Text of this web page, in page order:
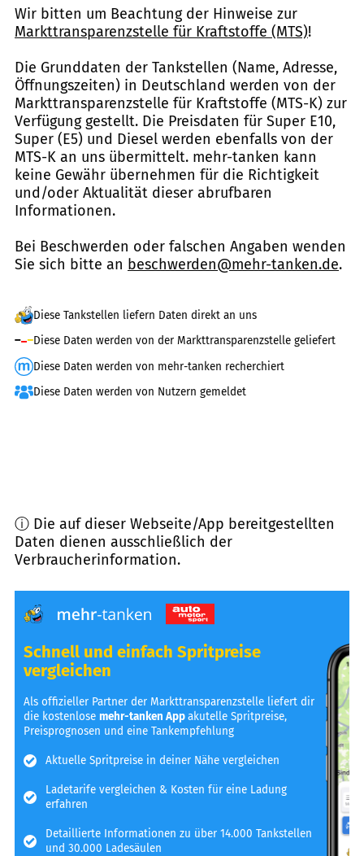
Wir bitten um Beachtung der Hinweise zur
Markttransparenzstelle für Kraftstoffe (MTS)!
Die Grunddaten der Tankstellen (Name, Adresse,
Öffnungszeiten) in Deutschland werden von der
Markttransparenzstelle für Kraftstoffe (MTS-K) zur
Verfügung gestellt. Die Preisdaten für Super E10,
Super (E5) und Diesel werden ebenfalls von der
MTS-K an uns übermittelt. mehr-tanken kann
keine Gewähr übernehmen für die Richtigkeit
und/oder Aktualität dieser abrufbaren
Informationen.
Bei Beschwerden oder falschen Angaben wenden
Sie sich bitte an beschwerden@mehr-tanken.de.
Diese Tankstellen liefern Daten direkt an uns
Diese Daten werden von der Markttransparenzstelle geliefert
Diese Daten werden von mehr-tanken recherchiert
Diese Daten werden von Nutzern gemeldet
ⓘ Die auf dieser Webseite/App bereitgestellten
Daten dienen ausschließlich der
Verbraucherinformation.
Schnell und einfach Spritpreise
vergleichen
Als offizieller Partner der Markttransparenzstelle liefert dir
die kostenlosemehr-tanken Appakutelle Spritpreise,
Preisprognosen und eine Tankempfehlung
Aktuelle Spritpreise in deiner Nähe vergleichen
Ladetarife vergleichen & Kosten für eine Ladung
erfahren
Detaillierte Informationen zu über 14.000 Tankstellen
und 30.000 Ladesäulen